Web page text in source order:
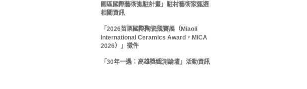
園區國際藝術進駐計畫」駐村藝術家甄選
相關資訊
「2026苗栗國際陶瓷競賽展（Miaoli
International Ceramics Award，MICA
2026）」徵件
「30年一遇：高雄獎觀測論壇」活動資訊